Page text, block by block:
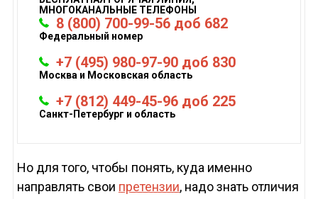
МНОГОКАНАЛЬНЫЕ ТЕЛЕФОНЫ
8 (800) 700-99-56 доб 682
Федеральный номер
+7 (495) 980-97-90 доб 830
Москва и Московская область
+7 (812) 449-45-96 доб 225
Санкт-Петербург и область
Но для того, чтобы понять, куда именно
направлять свои претензии, надо знать отличия